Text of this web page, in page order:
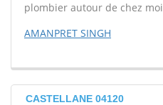
plombier autour de chez moi
AMANPRET SINGH
CASTELLANE 04120